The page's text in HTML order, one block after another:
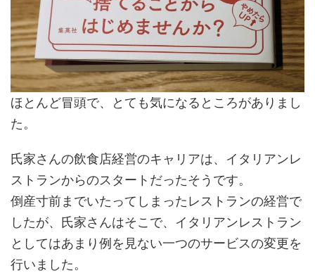
ほとんど冒頭で、とても気になるところがありまし
た。
氏家さんの飲食店経営のキャリアは、イタリアンレ
ストランからのスタートだったそうです。
倒産寸前までいたってしまったレストランの経営で
したが、氏家さんはそこで、イタリアンレストラン
としてはあまり例を見ない一つのサービスの変更を
行いました。